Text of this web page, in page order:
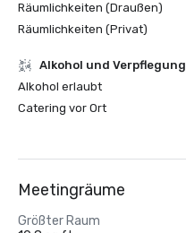
Räumlichkeiten (Draußen)
Räumlichkeiten (Privat)
‪Alkohol‬ und Verpflegung
‪Alkohol‬ erlaubt
Catering vor Ort
Meetingräume
Größter Raum